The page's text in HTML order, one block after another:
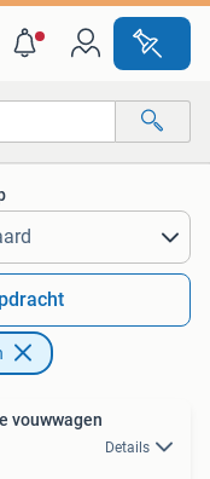
vouwwagen
Details